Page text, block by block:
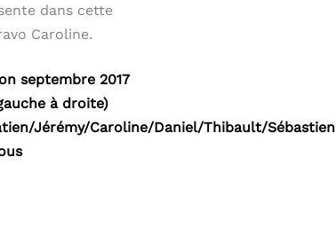
dans cette
Caroline.
septembre 2017
à droite)
Jérémy/Caroline/Daniel/Thibault/Sébastien